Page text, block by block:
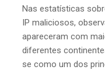
Nas estatísticas
IP maliciosos,
apareceram com
diferentes
se como um dos